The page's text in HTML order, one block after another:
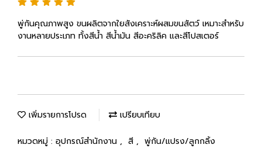
พู่กันคุณภาพสูง ขนผลิตจากใยสังเคราะห์ผสมขนสัตว์ เหมาะสำหรับ
งานหลายประเภท ทั้งสีน้ำ สีน้ำมัน สีอะคริลิค และสีโปสเตอร์
เพิ่มรายการโปรด เปรียบเทียบ
หมวดหมู่ : อุปกรณ์สำนักงาน , สี , พู่กัน/แปรง/ลูกกลิ้ง